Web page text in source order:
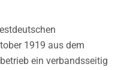
1919 aus dem
ein verbandsseitig